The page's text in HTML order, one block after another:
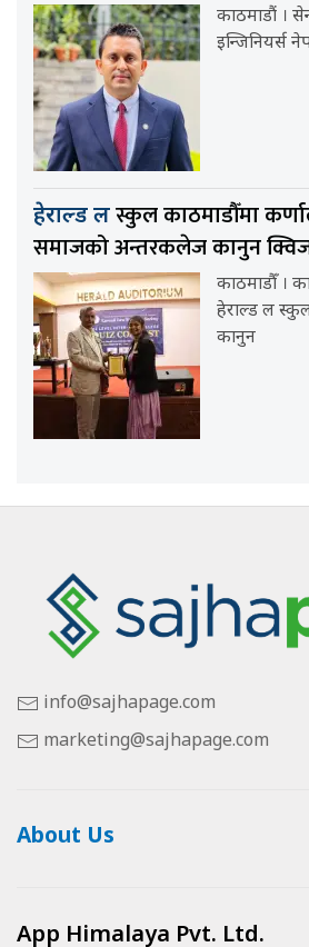
काठमाडौं ।
इन्जिनियर्स
हेराल्ड लस्कुल काठमाडौँमा
समाजको अन्तरकलेज कानुन क्विज
काठमाडौँ ।
हेराल्ड ल
कानुन
info@sajhapage.com
marketing@sajhapage.com
About Us
App Himalaya Pvt. Ltd.